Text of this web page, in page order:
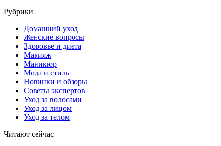
Рубрики
Домашний уход
Женские вопросы
Здоровье и диета
Макияж
Маникюр
Мода и стиль
Новинки и обзоры
Советы экспертов
Уход за волосами
Уход за лицом
Уход за телом
Читают сейчас